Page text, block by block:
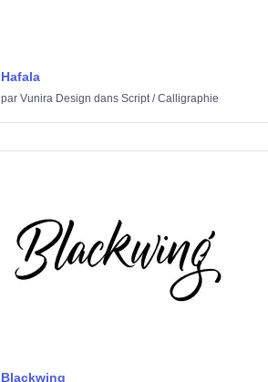
Hafala
par Vunira Design dans Script/Calligraphie
Blackwing